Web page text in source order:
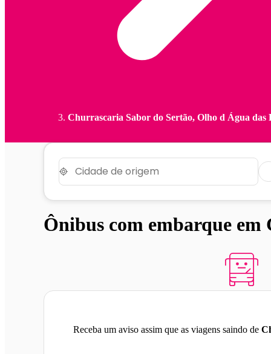
Churrascaria Sabor do Sertão, Olho d Água das
Ônibus com embarque
Receba um aviso assim que as viagens saindo de